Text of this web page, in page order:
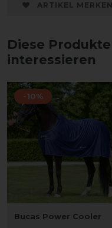
ARTIKEL MERKEN
Diese
interessieren
-10%
Bucas Power Cooler